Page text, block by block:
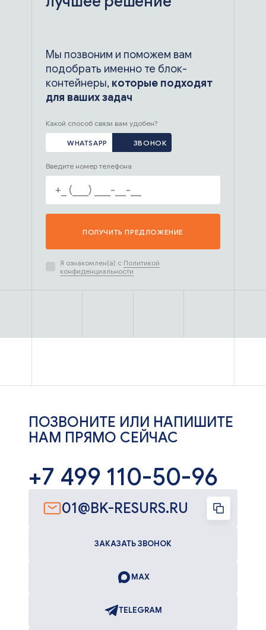
Мы позвоним и поможем вам
подобрать именно те блок-
контейнеры, которые подходят
для ваших задач
Какой способ связи вам удобен?
WHATSAPP ЗВОНОК
Введите номер телефона
ПОЛУЧИТЬ ПРЕДЛОЖЕНИЕ
Я ознакомлен(а) с Политикой
конфиденциальности
ПОЗВОНИТЕ ИЛИ НАПИШИТЕ
НАМ ПРЯМО СЕЙЧАС
+7 499 110-50-96
01@BK-RESURS.RU
ЗАКАЗАТЬ ЗВОНОК
MAX
TELEGRAM